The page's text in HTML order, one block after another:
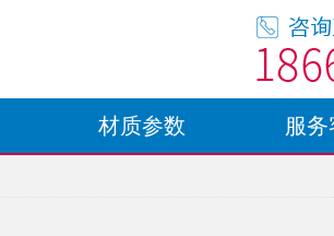
材质参数 服务